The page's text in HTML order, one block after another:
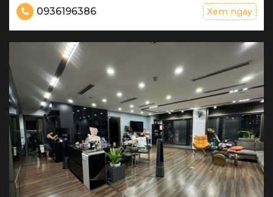
0936196386 Xem ngay